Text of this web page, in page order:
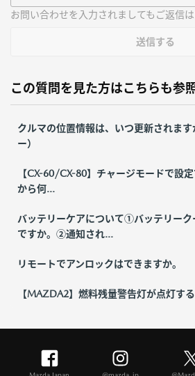
お問い合わせを入力されましてもご返信
送信する
この質問を見た方はこちらも参
クルマの位置情報は、いつ更新されま
ー）
【CX-60/CX-80】チャージモードで設
から何...
バッテリーケアについて①バッテリーク
ですか。②通知され...
リモートでアンロックはできますか。
【MAZDA2】燃料残量警告灯が点灯す